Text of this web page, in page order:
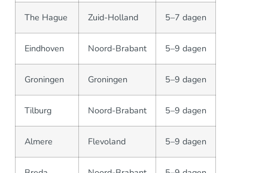
The Hague Zuid-Holland 5–7 dagen
Eindhoven Noord-Brabant 5–9 dagen
Groningen Groningen 5–9 dagen
Tilburg Noord-Brabant 5–9 dagen
Almere Flevoland 5–9 dagen